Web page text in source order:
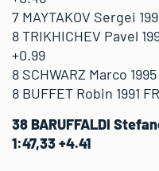
7 MAYTAKOV Sergei
8 TRIKHICHEV Pavel
+0.99
8 SCHWARZ Marco
8 BUFFET Robin 1991
38 BARUFFALDI
1:47,33 +4.41